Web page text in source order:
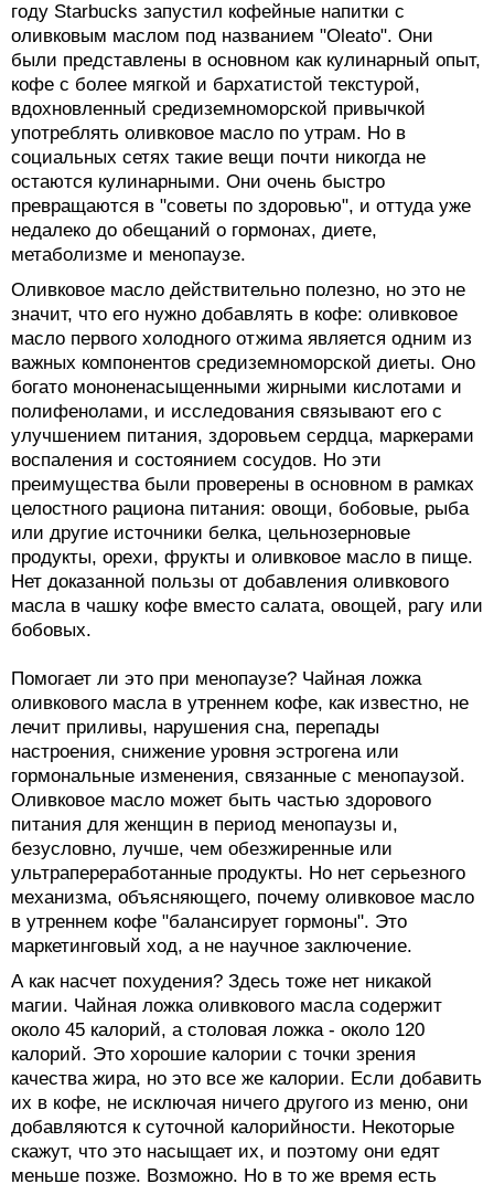
году Starbucks запустил кофейные напитки с
оливковым маслом под названием "Oleato". Они
были представлены в основном как кулинарный опыт,
кофе с более мягкой и бархатистой текстурой,
вдохновленный средиземноморской привычкой
употреблять оливковое масло по утрам. Но в
социальных сетях такие вещи почти никогда не
остаются кулинарными. Они очень быстро
превращаются в "советы по здоровью", и оттуда уже
недалеко до обещаний о гормонах, диете,
метаболизме и менопаузе.
Оливковое масло действительно полезно, но это не
значит, что его нужно добавлять в кофе: оливковое
масло первого холодного отжима является одним из
важных компонентов средиземноморской диеты. Оно
богато мононенасыщенными жирными кислотами и
полифенолами, и исследования связывают его с
улучшением питания, здоровьем сердца, маркерами
воспаления и состоянием сосудов. Но эти
преимущества были проверены в основном в рамках
целостного рациона питания: овощи, бобовые, рыба
или другие источники белка, цельнозерновые
продукты, орехи, фрукты и оливковое масло в пище.
Нет доказанной пользы от добавления оливкового
масла в чашку кофе вместо салата, овощей, рагу или
бобовых.
Помогает ли это при менопаузе? Чайная ложка
оливкового масла в утреннем кофе, как известно, не
лечит приливы, нарушения сна, перепады
настроения, снижение уровня эстрогена или
гормональные изменения, связанные с менопаузой.
Оливковое масло может быть частью здорового
питания для женщин в период менопаузы и,
безусловно, лучше, чем обезжиренные или
ультрапереработанные продукты. Но нет серьезного
механизма, объясняющего, почему оливковое масло
в утреннем кофе "балансирует гормоны". Это
маркетинговый ход, а не научное заключение.
А как насчет похудения? Здесь тоже нет никакой
магии. Чайная ложка оливкового масла содержит
около 45 калорий, а столовая ложка - около 120
калорий. Это хорошие калории с точки зрения
качества жира, но это все же калории. Если добавить
их в кофе, не исключая ничего другого из меню, они
добавляются к суточной калорийности. Некоторые
скажут, что это насыщает их, и поэтому они едят
меньше позже. Возможно. Но в то же время есть